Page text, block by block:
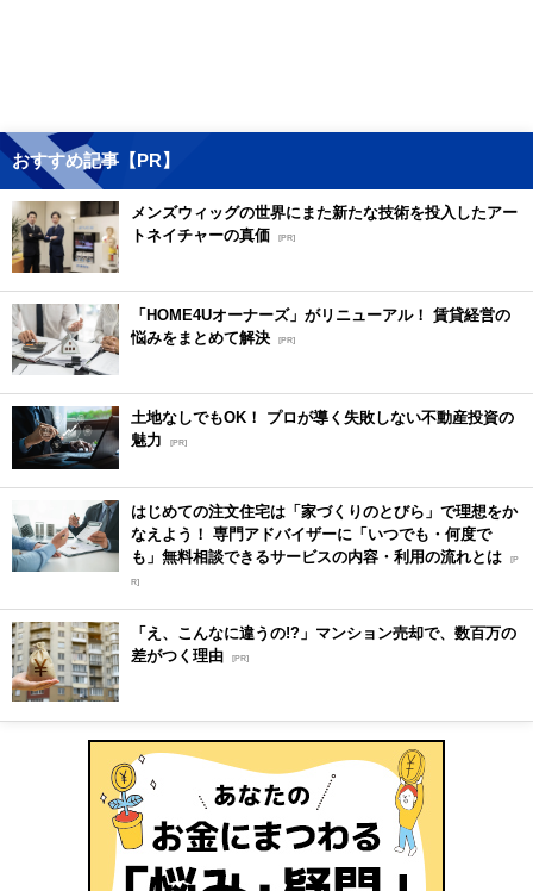
おすすめ記事【PR】
メンズウィッグの世界にまた新たな技術を投入したアー
トネイチャーの真価 [PR]
「HOME4Uオーナーズ」がリニューアル！ 賃貸経営の
悩みをまとめて解決 [PR]
土地なしでもOK！ プロが導く失敗しない不動産投資の
魅力
[PR]
はじめての注文住宅は「家づくりのとびら」で理想をか
なえよう！ 専門アドバイザーに「いつでも・何度で
も」無料相談できるサービスの内容・利用の流れとは [P
R]
「え、こんなに違うの!?」マンション売却で、数百万の
差がつく理由 [PR]